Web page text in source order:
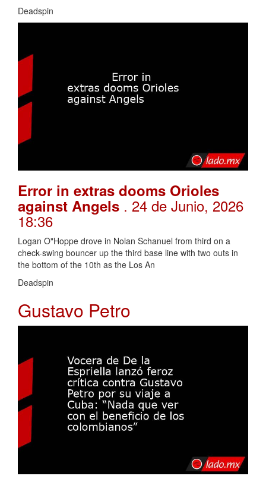
Deadspin
Error in extras dooms Orioles
against Angels . 24 de Junio, 2026
18:36
Logan O"Hoppe drove in Nolan Schanuel from third on a
check-swing bouncer up the third base line with two outs in
the bottom of the 10th as the Los An
Deadspin
Gustavo Petro